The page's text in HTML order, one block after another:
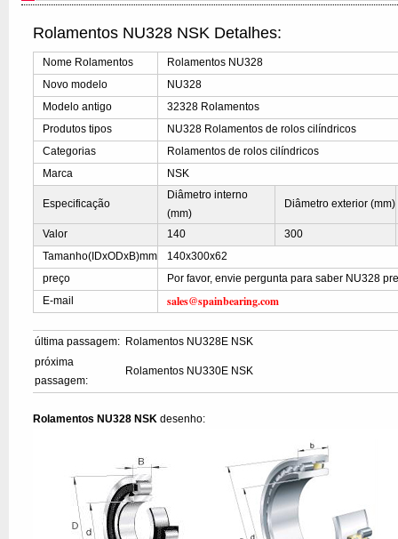
Rolamentos NU328 NSK Detalhes:
Nome Rolamentos
Rolamentos NU328
Novo modelo
NU328
Modelo antigo
32328 Rolamentos
Produtos tipos
NU328 Rolamentos de rolos cilíndricos
Categorias
Rolamentos de rolos cilíndricos
Marca
NSK
Especificação
Diâmetro interno
(mm)
Diâmetro exterior (mm)
Valor 140
300
Tamanho(IDxODxB)mm
140x300x62
preço
Por favor, envie pergunta para saber NU328
E-mail
sales@spainbearing.com
última passagem: Rolamentos NU328E NSK
próxima
passagem:
Rolamentos NU330E NSK
Rolamentos NU328 NSK desenho: